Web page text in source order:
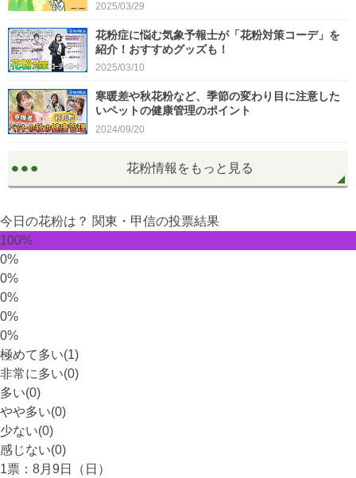
2025/03/29
花粉症に悩む気象予報士が「花粉対策コーデ」を
紹介！おすすめグッズも！
2025/03/10
寒暖差や秋花粉など、季節の変わり目に注意した
いペットの健康管理のポイント
2024/09/20
花粉情報をもっと見る
今日の花粉は？ 関東・甲信の投票結果
100%
0%
0%
0%
0%
0%
極めて多い(1)
非常に多い(0)
多い(0)
やや多い(0)
少ない(0)
感じない(0)
1票：8月9日（日）